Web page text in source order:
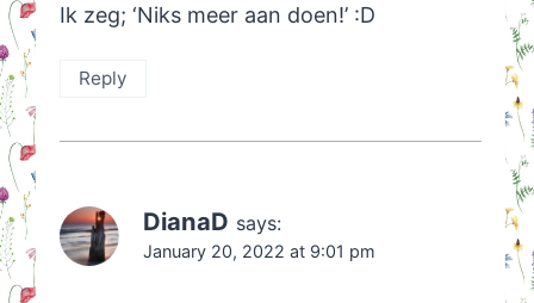
Ik zeg; ‘Niks meer aan doen!’ :D
Reply
DianaD says:
January 20, 2022 at 9:01 pm